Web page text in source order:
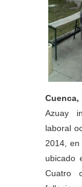
Cuenca,
Azuay
laboral
2014, en
ubicado
Cuatro